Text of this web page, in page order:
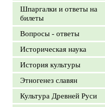
Шпаргалки и ответы на
билеты
Вопросы - ответы
Историческая наука
История культуры
Этногенез славян
Культура Древней Руси